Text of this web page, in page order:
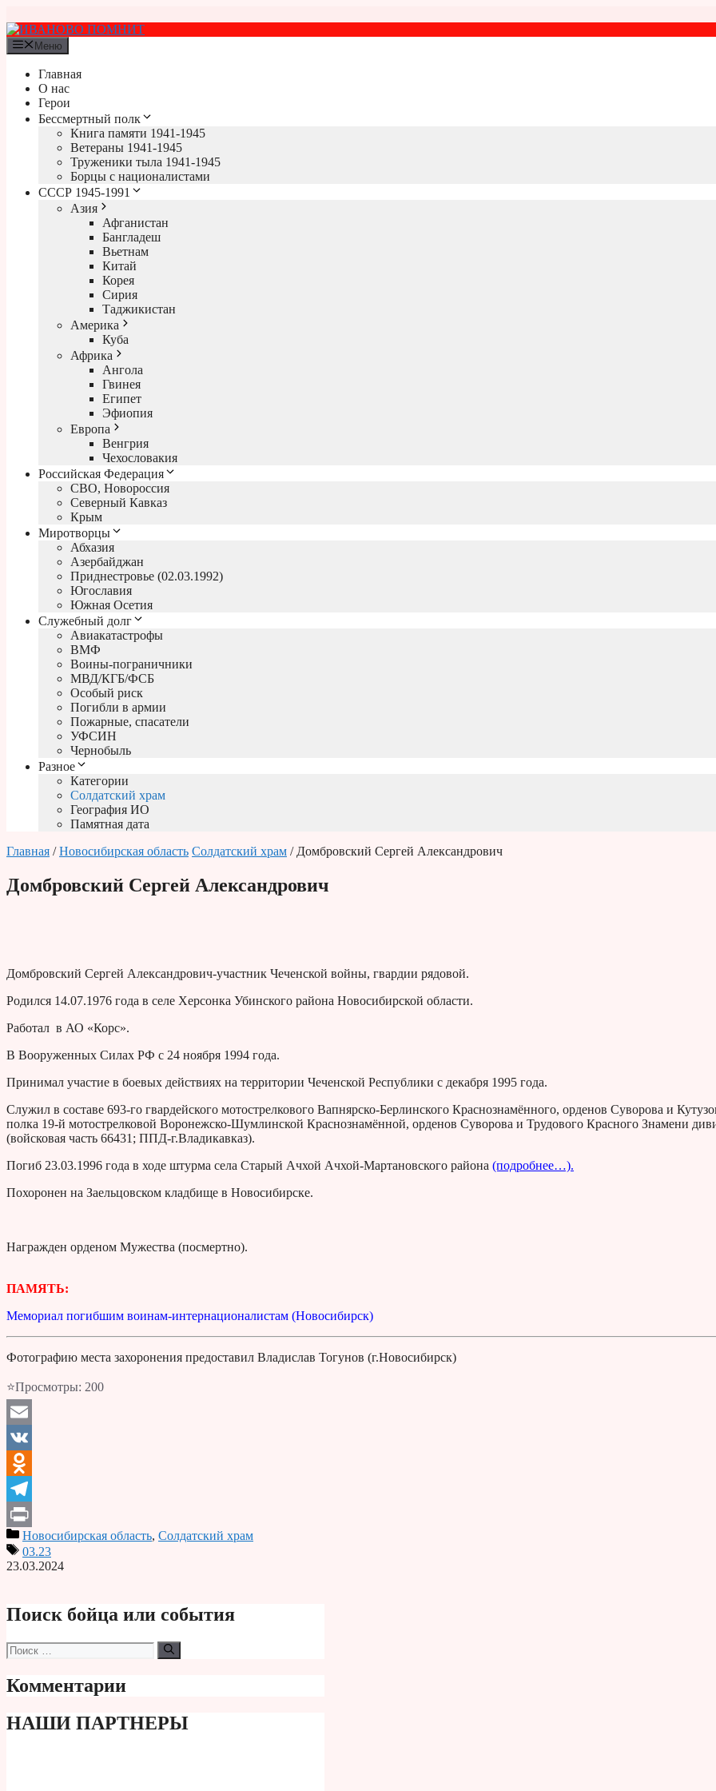
к
содержимому
Меню
Главная
О нас
Герои
Бессмертный полк
Книга памяти 1941-1945
Ветераны 1941-1945
Труженики тыла 1941-1945
Борцы с националистами
СССР 1945-1991
Азия
Афганистан
Бангладеш
Вьетнам
Китай
Корея
Сирия
Таджикистан
Америка
Куба
Африка
Ангола
Гвинея
Египет
Эфиопия
Европа
Венгрия
Чехословакия
Российская Федерация
СВО, Новороссия
Северный Кавказ
Крым
Миротворцы
Абхазия
Азербайджан
Приднестровье (02.03.1992)
Югославия
Южная Осетия
Служебный долг
Авиакатастрофы
ВМФ
Воины-пограничники
МВД/КГБ/ФСБ
Особый риск
Погибли в армии
Пожарные, спасатели
УФСИН
Чернобыль
Разное
Категории
Солдатский храм
География ИО
Памятная дата
Главная /Новосибирская область Солдатский храм / Домбровский Сергей Александрович
Домбровский Сергей Александрович
Домбровский Сергей Александрович-участник Чеченской войны, гвардии рядовой.
Родился 14.07.1976 года в селе Херсонка Убинского района Новосибирской области.
Работал в АО «Корс».
В Вооруженных Силах РФ с 24 ноября 1994 года.
Принимал участие в боевых действиях на территории Чеченской Республики с декабря 1995 года.
Служил в составе 693-го гвардейского мотострелкового Вапнярско-Берлинского Краснознамённого, орденов Суворова и
полка 19-й мотострелковой Воронежско-Шумлинской Краснознамённой, орденов Суворова и Трудового Красного Знамени
(войсковая часть 66431; ППД-г.Владикавказ).
Погиб 23.03.1996 года в ходе штурма села Старый Ачхой Ачхой-Мартановского района (подробнее…).
Похоронен на Заельцовском кладбище в Новосибирске.
Награжден орденом Мужества (посмертно).
ПАМЯТЬ:
Мемориал погибшим воинам-интернационалистам (Новосибирск)
Фотографию места захоронения предоставил Владислав Тогунов (г.Новосибирск)
⭐Просмотры: 200
Email
VK
Odnoklassniki
Telegram
PrintНовосибирская область, Солдатский храм
03.23
23.03.2024
Поиск бойца или события
Поиск:
Комментарии
НАШИ ПАРТНЕРЫ